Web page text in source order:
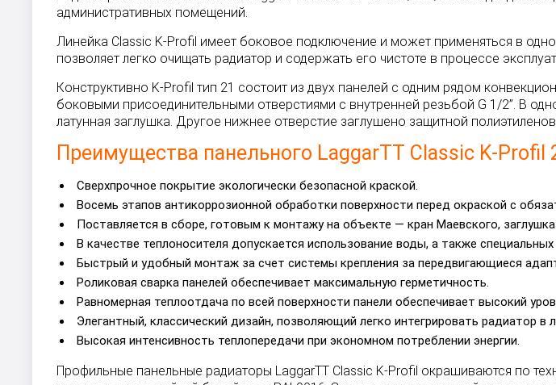
административных помещений.
Линейка Classic K-Profil имеет боковое подключение и может применяться в
позволяет легко очищать радиатор и содержать его чистоте в процессе
Конструктивно K-Profil тип 21 состоит из двух панелей с одним рядом
боковыми присоединительными отверстиями с внутренней резьбой G 1/2”. В
латунная заглушка. Другое нижнее отверстие заглушено защитной
Преимущества панельного LaggarTT Classic K-Profil
Сверхпрочное покрытие экологически безопасной краской.
Восемь этапов антикоррозионной обработки поверхности перед окраской с
Поставляется в сборе, готовым к монтажу на объекте — кран Маевского,
В качестве теплоносителя допускается использование воды, а также
Быстрый и удобный монтаж за счет системы крепления за передвигающиеся
Роликовая сварка панелей обеспечивает максимальную герметичность.
Равномерная теплоотдача по всей поверхности панели обеспечивает высокий
Элегантный, классический дизайн, позволяющий легко интегрировать радиатор в
Высокая интенсивность теплопередачи при экономном потреблении энергии.
Профильные панельные радиаторы LaggarTT Classic K-Profil окрашиваются по